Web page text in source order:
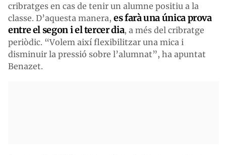
cribratges en cas de tenir un alumne positiu a la
classe. D’aquesta manera, es farà una única prova
entre el segon i el tercer dia, a més del cribratge
periòdic. “Volem així flexibilitzar una mica i
disminuir la pressió sobre l’alumnat”, ha apuntat
Benazet.